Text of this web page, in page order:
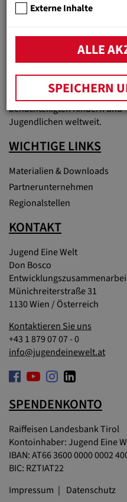
JUGEND EINE WELT
Bildung überwindet Armut!
Unter diesem Motto fördert
Jugend Eine Welt bessere
Lebensperspektiven von
benachteiligten Kindern und
Jugendlichen weltweit.
WICHTIGE LINKS
Materialien & Downloads
Partnerunternehmen
Regionalstellen
KONTAKT
Jugend Eine Welt
Don Bosco
Münichreiterstraße 31
1130 Wien / Österreich
Kontaktieren Sie uns
+43 1 879 07 07 - 0
info@jugendeinewelt.at
SPENDENKONTO
Raiffeisen Landesbank Tirol
Kontoinhaber: Jugend Eine
IBAN: AT66 3600 0000 0002
BIC: RZTIAT22
Impressum
Datenschutz
Externe Inhalte
ALLE
SPEICHERN